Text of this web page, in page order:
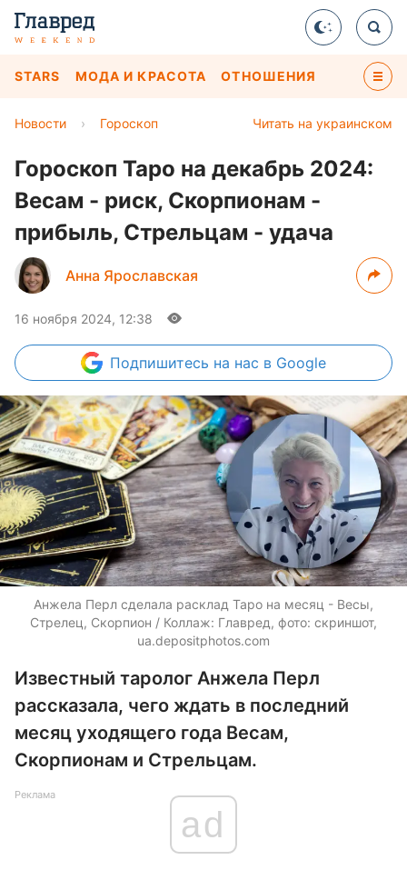
STARS МОДА И КРАСОТА ОТНОШЕНИЯ
Читать на украинском
Новости › Гороскоп
Гороскоп Таро на декабрь 2024:
Весам - риск, Скорпионам -
прибыль, Стрельцам - удача
Анна Ярославская
16 ноября 2024, 12:38
Подпишитесь на нас в Google
Анжела Перл сделала расклад Таро на месяц - Весы,
Стрелец, Скорпион / Коллаж: Главред, фото: скриншот,
ua.depositphotos.com
Известный таролог Анжела Перл
рассказала, чего ждать в последний
месяц уходящего года Весам,
Скорпионам и Стрельцам.
Реклама
ad